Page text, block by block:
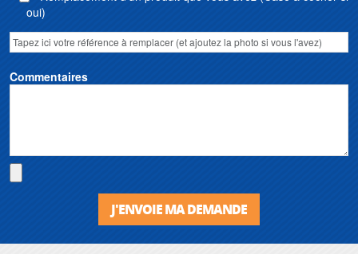
oui)
Commentaires
J'ENVOIE MA DEMANDE